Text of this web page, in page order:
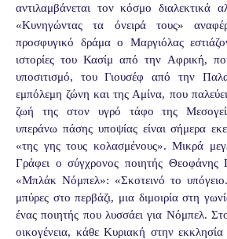
αντιλαμβάνεται τον κόσμο διαλεκτικά
«Κυνηγώντας τα όνειρά τους»
προσφυγικό δράμα ο Μαργιόλας
ιστορίες του Κασίμ από την Αφρική,
υποσιτισμό, του Γιουσέφ από την
εμπόλεμη ζώνη και της Αμίνα, που
ζωή της στον υγρό τάφο της
υπεράνω πάσης υποψίας είναι σήμερα
«της γης τους κολασμένους». Μικρά
Γράφει ο σύγχρονος ποιητής Θεοφάνης
«Μπλάκ Νόμπελ»: «Σκοτεινό το
μπύρες στο περβάζι, μια διμοιρία στη
ένας ποιητής που λυσσάει για Νόμπελ.
οικογένεια, κάθε Κυριακή στην